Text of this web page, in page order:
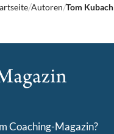
Autoren Tom Kubach
Coaching-Magazin?